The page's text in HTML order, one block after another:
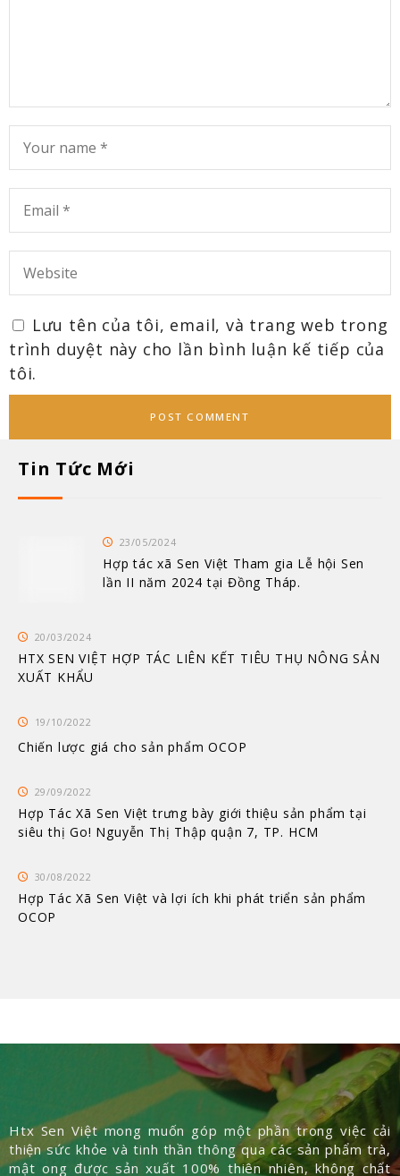
Lưu tên của tôi, email, và trang web trong
trình duyệt này cho lần bình luận kế tiếp của
tôi.
Tin Tức Mới
23/05/2024
Hợp tác xã Sen Việt Tham gia Lễ hội Sen
lần II năm 2024 tại Đồng Tháp.
20/03/2024
HTX SEN VIỆT HỢP TÁC LIÊN KẾT TIÊU THỤ NÔNG SẢN
XUẤT KHẨU
19/10/2022
Chiến lược giá cho sản phẩm OCOP
29/09/2022
Hợp Tác Xã Sen Việt trưng bày giới thiệu sản phẩm tại
siêu thị Go! Nguyễn Thị Thập quận 7, TP. HCM
30/08/2022
Hợp Tác Xã Sen Việt và lợi ích khi phát triển sản phẩm
OCOP
Htx Sen Việt mong muốn góp một phần trong việc cải
thiện sức khỏe và tinh thần thông qua các sản phẩm trà,
mật ong được sản xuất 100% thiên nhiên, không chất